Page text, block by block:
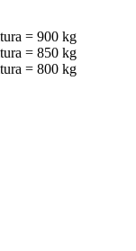
= 900 kg
= 850 kg
= 800 kg